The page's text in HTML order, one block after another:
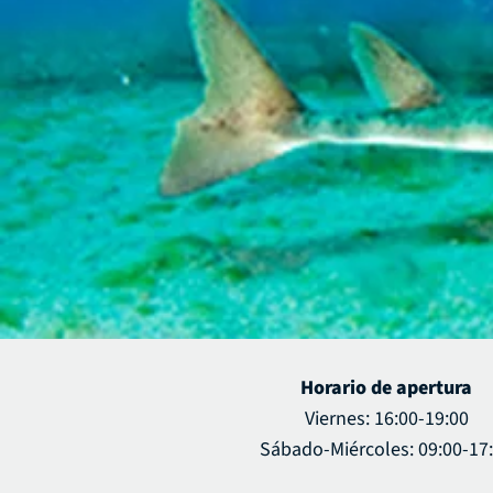
Horario de apertura
Viernes: 16:00-19:00
Sábado-Miércoles: 09:00-